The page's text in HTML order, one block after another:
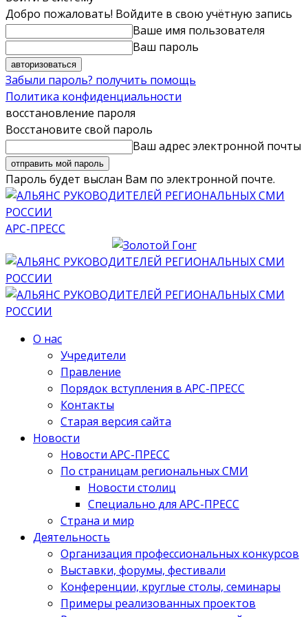
Добро пожаловать! Войдите в свою учётную запись
Ваше имя пользователя
Ваш пароль
Забыли пароль? получить помощь
Политика конфиденциальности
восстановление пароля
Восстановите свой пароль
Ваш адрес электронной почты
Пароль будет выслан Вам по электронной почте.
АРС-ПРЕСС
О нас
Учредители
Правление
Порядок вступления в АРС-ПРЕСС
Контакты
Старая версия сайта
Новости
Новости АРС-ПРЕСС
По страницам региональных СМИ
Новости столиц
Специально для АРС-ПРЕСС
Страна и мир
Деятельность
Организация профессиональных конкурсов
Выставки, форумы, фестивали
Конференции, круглые столы, семинары
Примеры реализованных проектов